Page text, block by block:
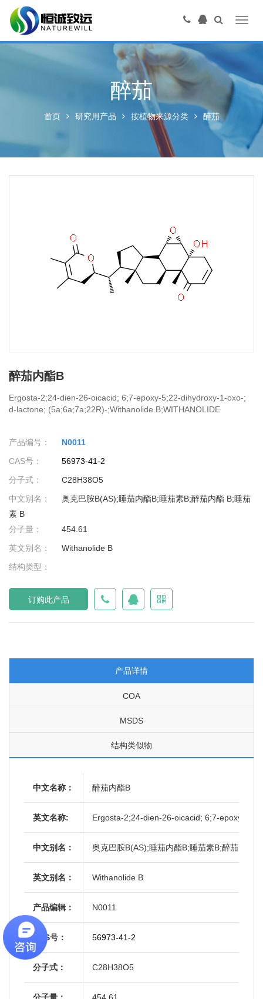
醉茄
首页 研究用产品 按植物来源分类 醉茄
醉茄内酯B
Ergosta-2;24-dien-26-oicacid; 6;7-epoxy-5;22-dihydroxy-1-oxo-;
d-lactone; (5a;6a;7a;22R)-;Withanolide B;WITHANOLIDE
dien-26-oic acid δ-lactone;Lycium substance B;
(5a;6a;7a;22R)-6;7-Epoxy-5;22-dihydroxy-1-oxoergosta-2;24-
dien-26-oic acid d-lactone
产品编号：
N0011
CAS号：
56973-41-2
分子式：
C28H38O5
中文别名：
奥克巴胺B(AS);睡茄内酯B;睡茄素B;醉茄内酯 B;睡茄
素 B
分子量：
454.61
英文别名：
Withanolide B
结构类型：
订购此产品
产品详情
COA
MSDS
结构类似物
中文名称： 醉茄内酯B
英文名称: Ergosta-2;24-dien-26-oicacid; 6;7-epoxy-
中文别名： 奥克巴胺B(AS);睡茄内酯B;睡茄素B;醉茄内酯
英文别名： Withanolide B
产品编辑： N0011
CAS号： 56973-41-2
分子式： C28H38O5